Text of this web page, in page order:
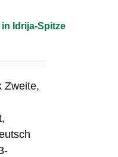
Idrija-Spitze
Zweite,